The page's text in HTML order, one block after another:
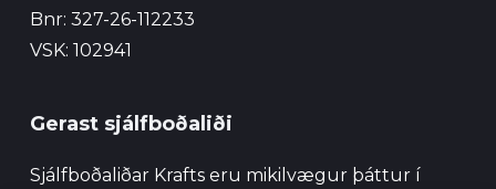
Bnr: 327-26-112233
VSK: 102941
Gerast sjálfboðaliði
Sjálfboðaliðar Krafts eru mikilvægur þáttur í